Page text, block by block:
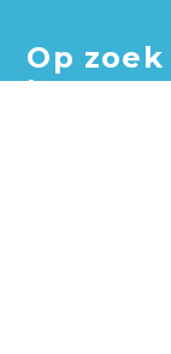
Op
baan?